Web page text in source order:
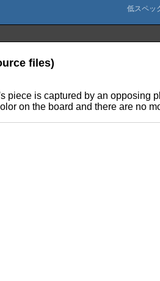
files)
is captured by an opposing
on the board and there are no